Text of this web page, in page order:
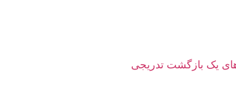
یک بازگشت تدریجی